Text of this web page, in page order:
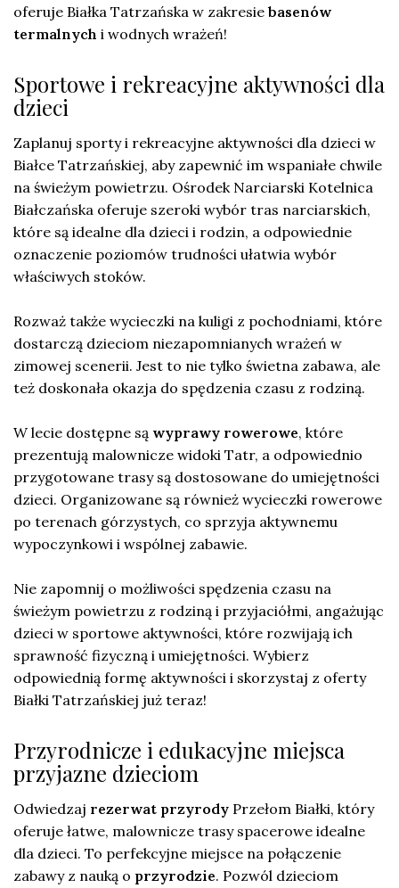
oferuje Białka Tatrzańska w zakresie basenów
termalnych i wodnych wrażeń!
Sportowe i rekreacyjne aktywności dla
dzieci
Zaplanuj sporty i rekreacyjne aktywności dla dzieci w
Białce Tatrzańskiej, aby zapewnić im wspaniałe chwile
na świeżym powietrzu. Ośrodek Narciarski Kotelnica
Białczańska oferuje szeroki wybór tras narciarskich,
które są idealne dla dzieci i rodzin, a odpowiednie
oznaczenie poziomów trudności ułatwia wybór
właściwych stoków.
Rozważ także wycieczki na kuligi z pochodniami, które
dostarczą dzieciom niezapomnianych wrażeń w
zimowej scenerii. Jest to nie tylko świetna zabawa, ale
też doskonała okazja do spędzenia czasu z rodziną.
W lecie dostępne są wyprawy rowerowe, które
prezentują malownicze widoki Tatr, a odpowiednio
przygotowane trasy są dostosowane do umiejętności
dzieci. Organizowane są również wycieczki rowerowe
po terenach górzystych, co sprzyja aktywnemu
wypoczynkowi i wspólnej zabawie.
Nie zapomnij o możliwości spędzenia czasu na
świeżym powietrzu z rodziną i przyjaciółmi, angażując
dzieci w sportowe aktywności, które rozwijają ich
sprawność fizyczną i umiejętności. Wybierz
odpowiednią formę aktywności i skorzystaj z oferty
Białki Tatrzańskiej już teraz!
Przyrodnicze i edukacyjne miejsca
przyjazne dzieciom
Odwiedzaj rezerwat przyrody Przełom Białki, który
oferuje łatwe, malownicze trasy spacerowe idealne
dla dzieci. To perfekcyjne miejsce na połączenie
zabawy z nauką o przyrodzie. Pozwól dzieciom